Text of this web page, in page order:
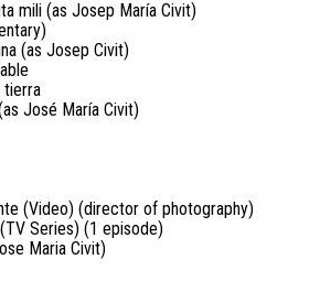
mili (as Josep María Civit)
(as Josep Civit)
tierra
José María Civit)
(Video) (director of photography)
Series) (1 episode)
Maria Civit)